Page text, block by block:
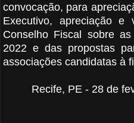
convocação, para
Executivo, apreciação e
Conselho Fiscal sobre
2022 e das propostas
associações candidatas à
Recife, PE - 28 de